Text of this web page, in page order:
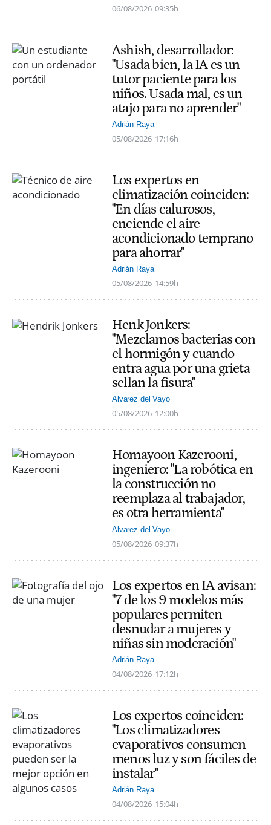
06/08/2026 09:35h
Ashish, desarrollador:
"Usada bien, la IA es un
tutor paciente para los
niños. Usada mal, es un
atajo para no aprender"
Adrián Raya
05/08/2026 17:16h
Los expertos en
climatización coinciden:
"En días calurosos,
enciende el aire
acondicionado temprano
para ahorrar"
Adrián Raya
05/08/2026 14:59h
Henk Jonkers:
"Mezclamos bacterias con
el hormigón y cuando
entra agua por una grieta
sellan la fisura"
Alvarez del Vayo
05/08/2026 12:00h
Homayoon Kazerooni,
ingeniero: "La robótica en
la construcción no
reemplaza al trabajador,
es otra herramienta"
Alvarez del Vayo
05/08/2026 09:37h
Los expertos en IA avisan:
"7 de los 9 modelos más
populares permiten
desnudar a mujeres y
niñas sin moderación"
Adrián Raya
04/08/2026 17:12h
Los expertos coinciden:
"Los climatizadores
evaporativos consumen
menos luz y son fáciles de
instalar"
Adrián Raya
04/08/2026 15:04h